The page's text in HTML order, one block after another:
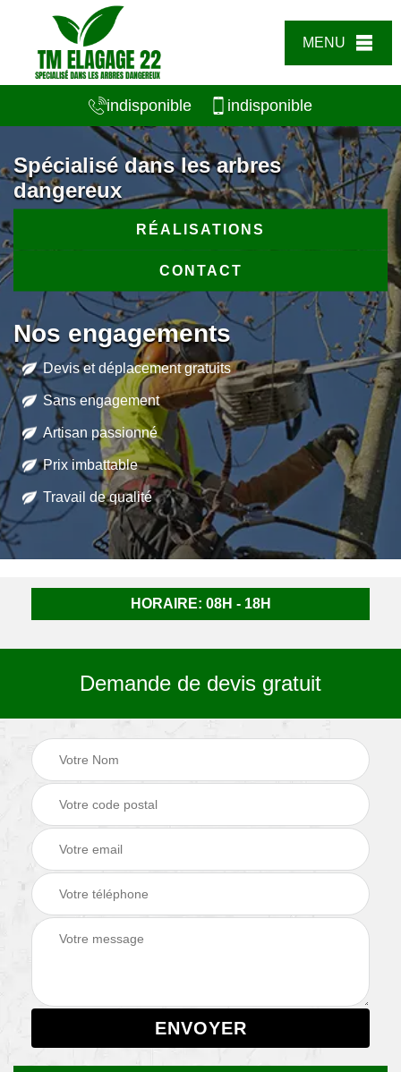
MENU
indisponible indisponible
Spécialisé dans les arbres
dangereux
RÉALISATIONS
CONTACT
Nos engagements
Devis et déplacement gratuits
Sans engagement
Artisan passionné
Prix imbattable
Travail de qualité
HORAIRE: 08H - 18H
Demande de devis gratuit